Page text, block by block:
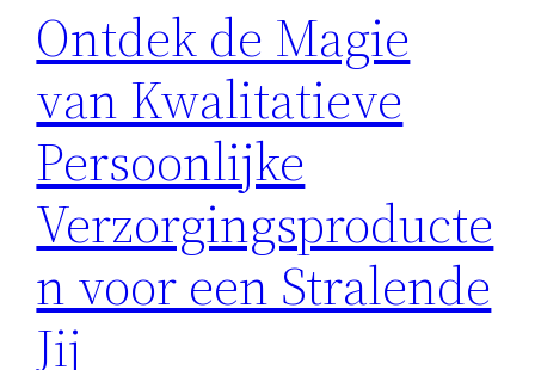
Ontdek de Magie
van Kwalitatieve
Persoonlijke
Verzorgingsproducte
n voor een Stralende
Jij